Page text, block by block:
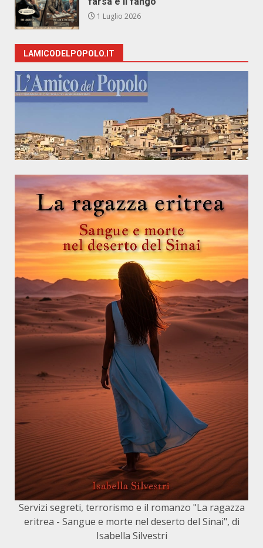
1 Luglio 2026
LAMICODELPOPOLO.IT
Servizi segreti, terrorismo e il romanzo "La ragazza
eritrea - Sangue e morte nel deserto del Sinai", di
Isabella Silvestri